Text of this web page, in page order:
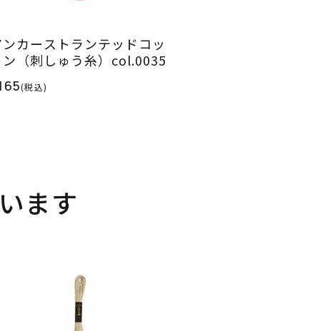
ンカーストランテッドコッ
ン（刺しゅう糸）col.0035
(税込)
ます